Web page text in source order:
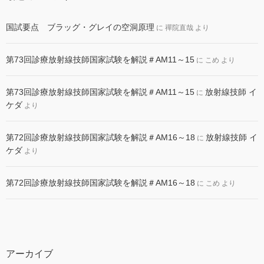
国試要点 ブラッグ・グレイの空洞原理 に 禪院直哉 より
第73回診療放射線技師国家試験を解説＃AM11～15 に こめ より
第73回診療放射線技師国家試験を解説＃AM11～15 に 放射線技師 イ
ケダ より
第72回診療放射線技師国家試験を解説＃AM16～18 に 放射線技師 イ
ケダ より
第72回診療放射線技師国家試験を解説＃AM16～18 に こめ より
アーカイブ